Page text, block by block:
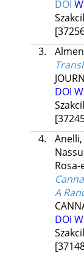
DOI
3.
DOI
4.
Rosa-
A
DOI